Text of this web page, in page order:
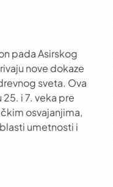
pada Asirskog
nove dokaze
sveta. Ova
i 7. veka pre
osvajanjima,
umetnosti i